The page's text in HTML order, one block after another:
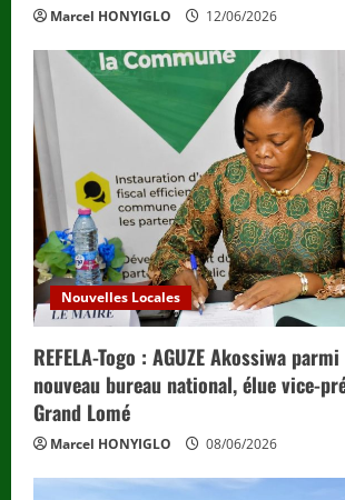
Marcel HONYIGLO 12/06/2026
Nouvelles Locales
REFELA-Togo : AGUZE Akossiwa
nouveau bureau national, élue vice-
Grand Lomé
Marcel HONYIGLO 08/06/2026